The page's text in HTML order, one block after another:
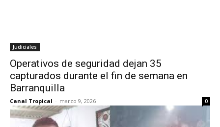
Judiciales
Operativos de seguridad dejan 35
capturados durante el fin de semana en
Barranquilla
Canal Tropical - marzo 9, 2026 0